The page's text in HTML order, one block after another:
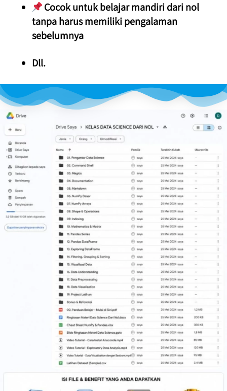
Cocok untuk belajar mandiri dari nol
tanpa harus memiliki pengalaman
sebelumnya
Dll.